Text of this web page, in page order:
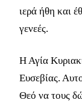
ιερά ήθη και
γενεές.
Η Αγία
Ευσεβίας.
Θεό να τους